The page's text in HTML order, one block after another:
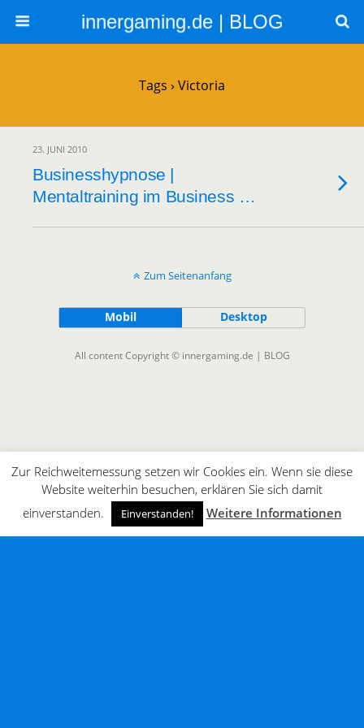
innergaming.de | BLOG
Tags › Victoria
23. JUNI 2010
Businesshypnose |
Mentaltraining im Business …
Zum Seitenanfang
Mobil Desktop
All content Copyright © innergaming.de | BLOG
Zur Reichweitemessung setzen wir Cookies ein. Wenn sie diese
Website weiterhin besuchen, erklären Sie sich damit
einverstanden.
Einverstanden! Weitere Informationen